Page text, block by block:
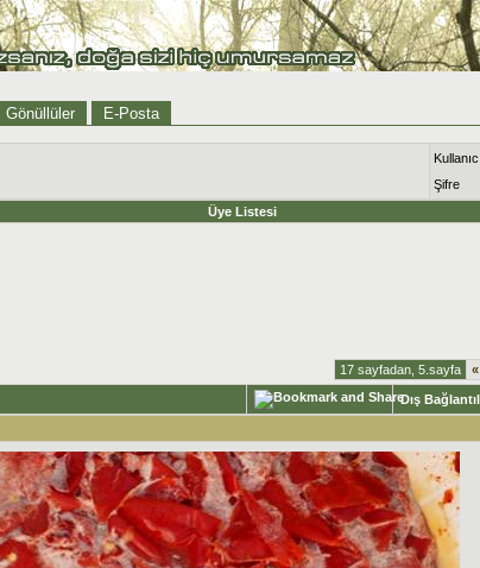
Gönüllüler E-Posta
Şifre
Üye Listesi
17 sayfadan, 5.sayfa «
Dış